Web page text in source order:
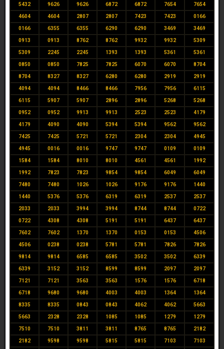
5432 9626 9626 6872 6872 7654 7654
4604 4604 2807 2807 7423 7423 0166
0166 6355 6355 6290 6290 3469 3469
0913 0913 8762 8762 9932 9932 5309
5309 2245 2245 1393 1393 5361 5361
0850 0850 7825 7825 6070 6070 8704
8704 8327 8327 6280 6280 2919 2919
4094 4094 8466 8466 7956 7956 6115
6115 5907 5907 2896 2896 5268 5268
0952 0952 9913 9913 2523 2523 4179
4179 4090 4090 5394 5394 9562 9562
7425 7425 5721 5721 2304 2304 4945
4945 0016 0016 9747 9747 0109 0109
1584 1584 8010 8010 4561 4561 1992
1992 7823 7823 9854 9854 6049 6049
7480 7480 1026 1026 9176 9176 1440
1440 5376 5376 6319 6319 2537 2537
2033 2033 3994 3994 8744 8744 0722
0722 4308 4308 5191 5191 6437 6437
7602 7602 1370 1370 0153 0153 4506
4506 0238 0238 5781 5781 7826 7826
9814 9814 6585 6585 3502 3502 6339
6339 3152 3152 8599 8599 2097 2097
7121 7121 3563 3563 1576 1576 6718
6718 9680 9680 4003 4003 1364 1364
8335 8335 0843 0843 4062 4062 5663
5663 2328 2328 1085 1085 1279 1279
7510 7510 3811 3811 8765 8765 2182
2182 9598 9598 5815 5815 7103 7103